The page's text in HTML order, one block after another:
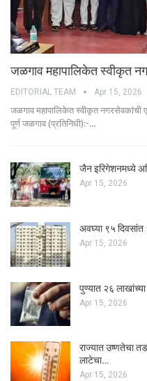
जळगाव महापालिकेत स्वीकृत
EDITORIAL TEAM Apr 15, 2026
जळगाव महापालिकेत स्वीकृत नगरसेवकांची
पूर्ण जळगाव (प्रतिनिधी):-…
जैन इरिगेशनमध्ये
Apr 15, 2026
अवघ्या ९५
Apr 15, 2026
पुण्यात २६
Apr 15, 2026
राज्यात उष्णतेचा
लाटेचा…
Apr 15, 2026